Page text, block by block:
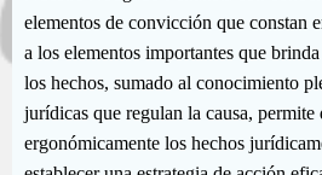
elementos de convicción que constan
a los elementos importantes que
los hechos, sumado al conocimiento
jurídicas que regulan la causa,
ergonómicamente los hechos